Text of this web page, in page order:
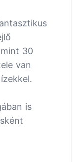
30
van
is